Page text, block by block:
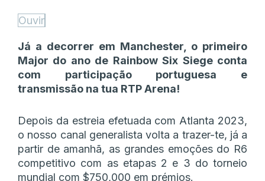
Ouvir
Já a decorrer em Manchester, o primeiro
Major do ano de Rainbow Six Siege conta
com participação portuguesa e
transmissão na tua RTP Arena!
Depois da estreia efetuada com Atlanta 2023,
o nosso canal generalista volta a trazer-te, já a
partir de amanhã, as grandes emoções do R6
competitivo com as etapas 2 e 3 do torneio
mundial com $750,000 em prémios.